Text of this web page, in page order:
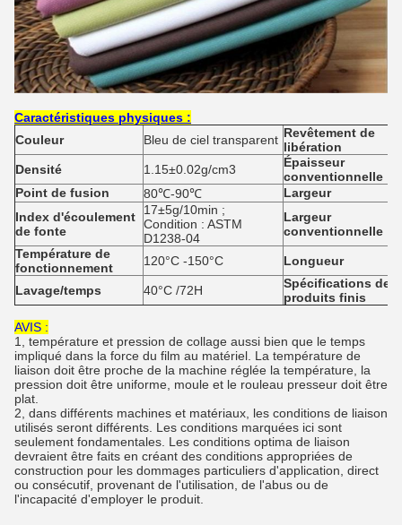
Caractéristiques physiques :
Couleur
Bleu de ciel transparent Revêtement de
libération
Densité
1.15±0.02g/cm3
Épaisseur
conventionnelle
Point de fusion
80℃-90℃
Largeur
Index d'écoulement
de fonte
17±5g/10min ;
Condition : ASTM
D1238-04
Largeur
conventionnelle
Température de
fonctionnement
120°C -150°C Longueur
Lavage/temps 40°C /72H
Spécifications de
produits finis
AVIS :
1, température et pression de collage aussi bien que le temps
impliqué dans la force du film au matériel. La température de
liaison doit être proche de la machine réglée la température, la
pression doit être uniforme, moule et le rouleau presseur doit être
plat.
2, dans différents machines et matériaux, les conditions de liaison
utilisés seront différents. Les conditions marquées ici sont
seulement fondamentales. Les conditions optima de liaison
devraient être faits en créant des conditions appropriées de
construction pour les dommages particuliers d'application, direct
ou consécutif, provenant de l'utilisation, de l'abus ou de
l'incapacité d'employer le produit.